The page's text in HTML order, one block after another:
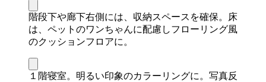
階段下や廊下右側には、収納スペースを確保。床
は、ペットのワンちゃんに配慮しフローリング風
のクッションフロアに。
１階寝室。明るい印象のカラーリングに。写真反